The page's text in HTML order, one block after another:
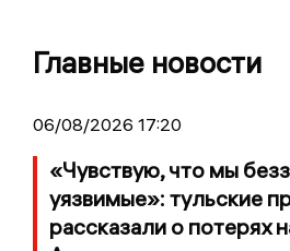
Главные новости
06/08/2026 17:20
«Чувствую, что мы
уязвимые»: тульские
рассказали о потерях